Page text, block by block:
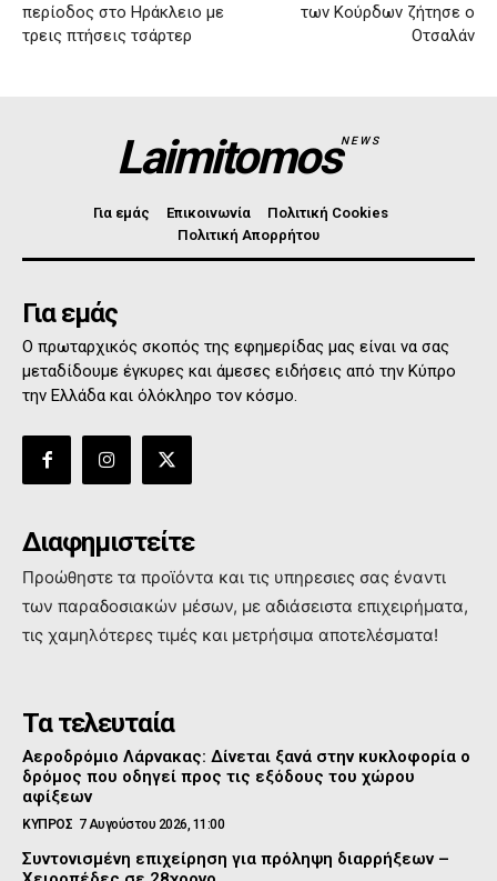
περίοδος στο Ηράκλειο με
τρεις πτήσεις τσάρτερ
των Κούρδων ζήτησε ο
Οτσαλάν
LaimitomosNEWS
Για εμάς Επικοινωνία
Πολιτική Cookies
Πολιτική Απορρήτου
Για εμάς
Ο πρωταρχικός σκοπός της εφημερίδας μας είναι να σας
μεταδίδουμε έγκυρες και άμεσες ειδήσεις από την Κύπρο
την Ελλάδα και όλόκληρο τον κόσμο.
Διαφημιστείτε
Προώθηστε τα προϊόντα και τις υπηρεσιες σας έναντι
των παραδοσιακών μέσων, με αδιάσειστα επιχειρήματα,
τις χαμηλότερες τιμές και μετρήσιμα αποτελέσματα!
Τα τελευταία
Αεροδρόμιο Λάρνακας: Δίνεται ξανά στην κυκλοφορία ο
δρόμος που οδηγεί προς τις εξόδους του χώρου
αφίξεων
ΚΥΠΡΟΣ 7 Αυγούστου 2026, 11:00
Συντονισμένη επιχείρηση για πρόληψη διαρρήξεων –